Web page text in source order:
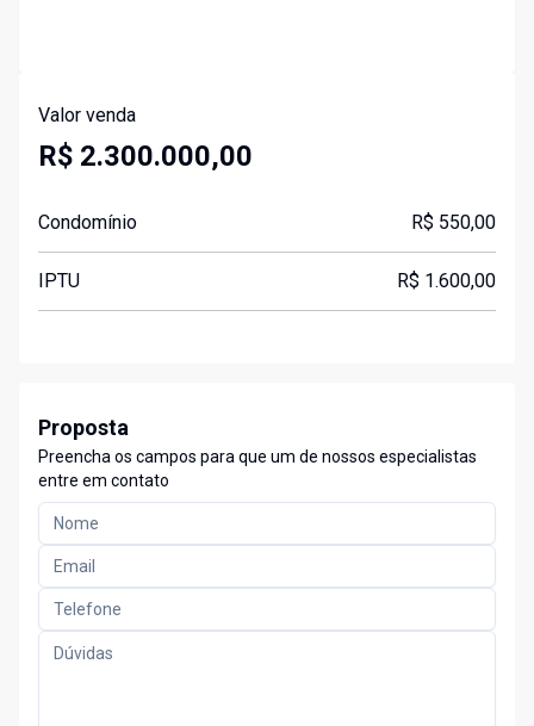
Valor venda
R$ 2.300.000,00
Condomínio R$ 550,00
IPTU R$ 1.600,00
Proposta
Preencha os campos para que um de nossos especialistas
entre em contato